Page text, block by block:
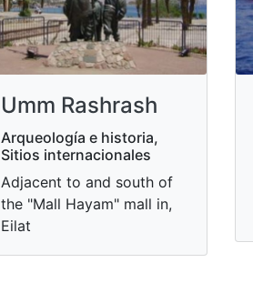
Umm Rashrash
Arqueología e historia,
Sitios internacionales
Adjacent to and south of
the "Mall Hayam" mall in,
Eilat